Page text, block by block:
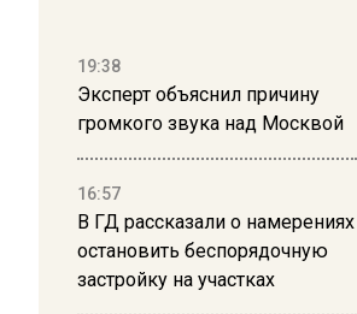
19:38
Эксперт объяснил причину
громкого звука над Москвой
16:57
В ГД рассказали о намерениях
остановить беспорядочную
застройку на участках